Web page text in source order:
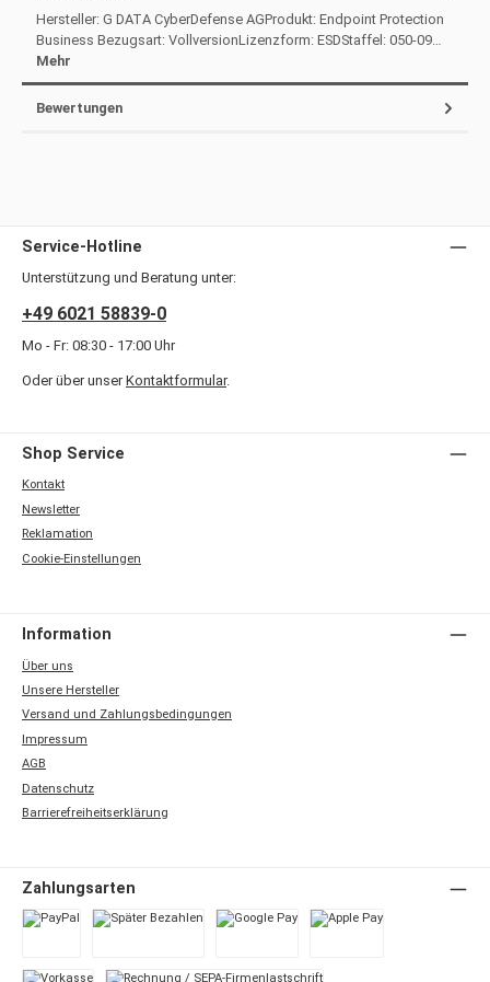
Hersteller: G DATA CyberDefense AGProdukt: Endpoint Protection
Business Bezugsart: VollversionLizenzform: ESDStaffel: 050-09…
Mehr
Bewertungen
Service-Hotline
Unterstützung und Beratung unter:
+49 6021 58839-0
Mo - Fr: 08:30 - 17:00 Uhr
Oder über unser Kontaktformular.
Shop Service
Kontakt
Newsletter
Reklamation
Cookie-Einstellungen
Information
Über uns
Unsere Hersteller
Versand und Zahlungsbedingungen
Impressum
AGB
Datenschutz
Barrierefreiheitserklärung
Zahlungsarten